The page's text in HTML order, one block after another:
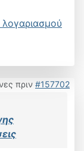
λογαριασμού
πριν #157702